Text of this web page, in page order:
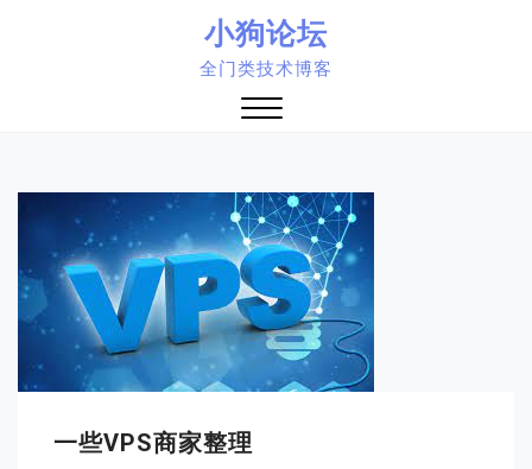
小狗论坛
全门类技术博客
一些VPS商家整理